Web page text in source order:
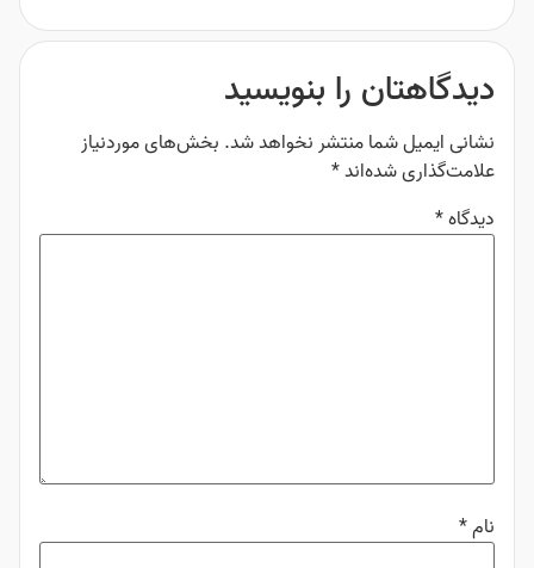
دیدگاهتان را بنویسید
نشانی ایمیل شما منتشر نخواهد شد. بخش‌های موردنیاز
علامت‌گذاری شده‌اند*
دیدگاه*
نام*